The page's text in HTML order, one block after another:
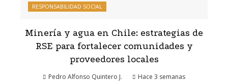
RESPONSABILIDAD SOCIAL
Minería y agua en Chile: estrategias de
RSE para fortalecer comunidades y
proveedores locales
Pedro Alfonso Quintero J. Hace 3 semanas